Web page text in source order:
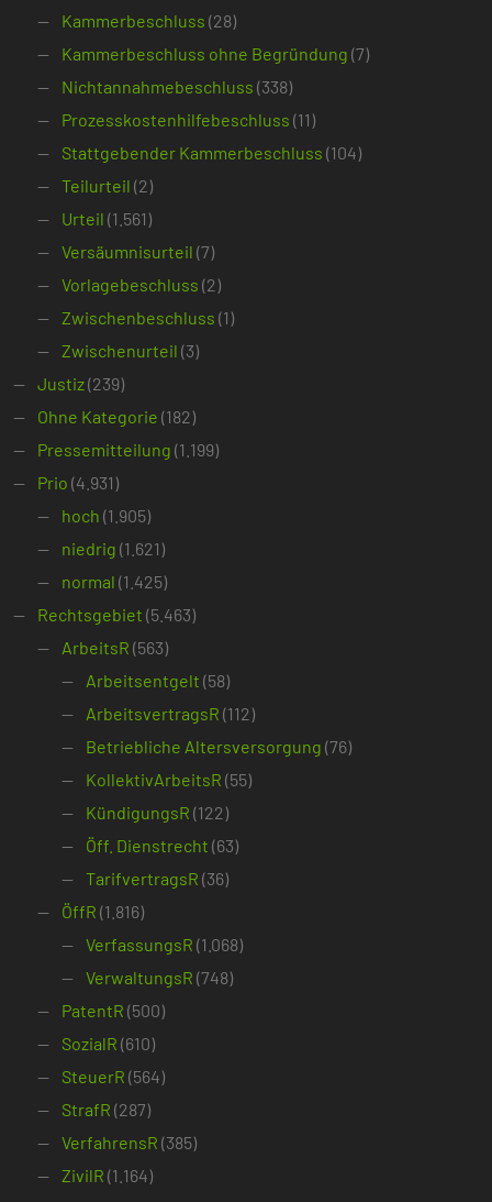
Kammerbeschluss (28)
Kammerbeschluss ohne Begründung (7)
Nichtannahmebeschluss (338)
Prozesskostenhilfebeschluss (11)
Stattgebender Kammerbeschluss (104)
Teilurteil (2)
Urteil (1.561)
Versäumnisurteil (7)
Vorlagebeschluss (2)
Zwischenbeschluss (1)
Zwischenurteil (3)
Justiz(239)
Ohne Kategorie (182)
Pressemitteilung (1.199)
Prio (4.931)
hoch (1.905)
niedrig (1.621)
normal (1.425)
Rechtsgebiet (5.463)
ArbeitsR (563)
Arbeitsentgelt (58)
ArbeitsvertragsR (112)
Betriebliche Altersversorgung (76)
KollektivArbeitsR (55)
KündigungsR (122)
Öff. Dienstrecht (63)
TarifvertragsR (36)
ÖffR (1.816)
VerfassungsR (1.068)
VerwaltungsR (748)
PatentR (500)
SozialR (610)
SteuerR (564)
StrafR (287)
VerfahrensR (385)
ZivilR (1.164)